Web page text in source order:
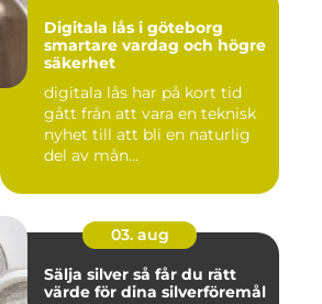
Digitala lås i göteborg
smartare vardag och högre
säkerhet
digitala lås har på kort tid
gått från att vara en teknisk
nyhet till att bli en naturlig
del av mån...
03. aug
Sälja silver så får du rätt
värde för dina silverföremål